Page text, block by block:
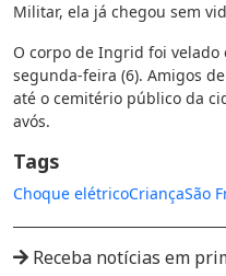
Militar, ela já chegou sem
O corpo de Ingrid foi
segunda-feira (6). Amigos
até o cemitério público da
avós.
Tags
Choque elétricoCriançaSão
Receba notícias em